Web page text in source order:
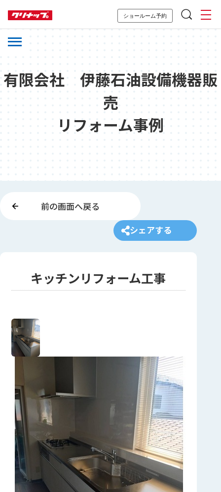
ショールーム予約
有限会社 伊藤石油設備機器販
売
リフォーム事例
前の画面へ戻る
シェアする
キッチンリフォーム工事